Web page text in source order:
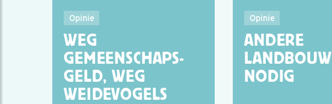
Opinie
WEG
GEMEENSCHAPS-
GELD, WEG
WEIDEVOGELS
Opinie
ANDERE
LANDBOUW
NODIG